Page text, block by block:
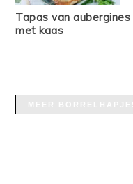
Tapas van aubergines
met kaas